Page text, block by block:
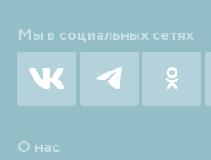
Мы в социальных сетях
О нас